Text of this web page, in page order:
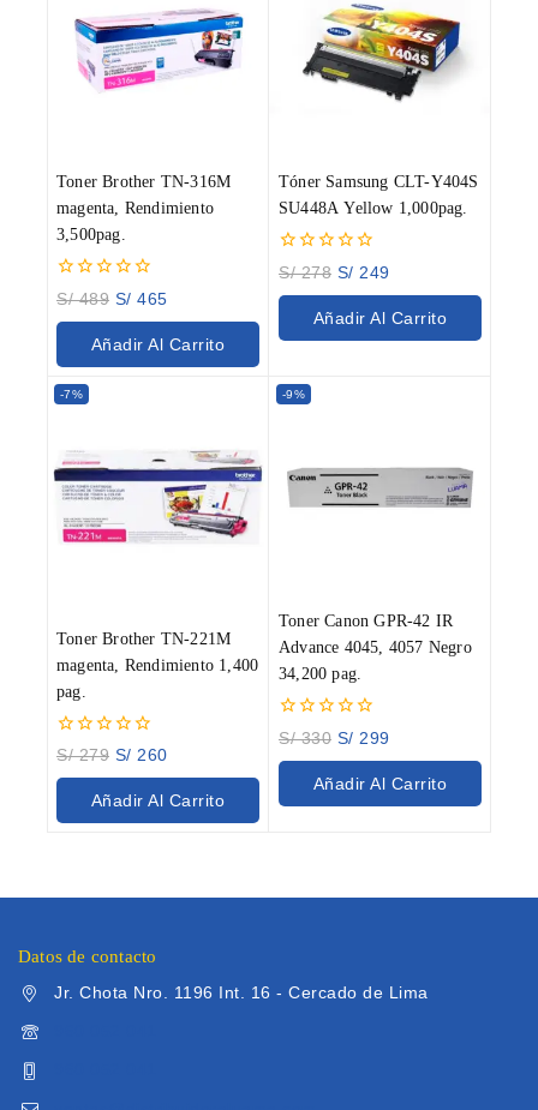
Toner Brother TN-316M
magenta, Rendimiento
3,500pag.
0
of
S/489 S/ 465
Añadir Al Carrito
Tóner Samsung CLT-Y404S
SU448A Yellow 1,000pag.
0
of
S/278 S/ 249
Añadir Al Carrito
-7%
Toner Brother TN-221M
magenta, Rendimiento 1,400
pag.
0
of
S/279 S/ 260
Añadir Al Carrito
-9%
Toner Canon GPR-42 IR
Advance 4045, 4057 Negro
34,200 pag.
0
of
S/330 S/ 299
Añadir Al Carrito
Datos de contacto
Jr. Chota Nro. 1196 Int. 16 - Cercado de Lima